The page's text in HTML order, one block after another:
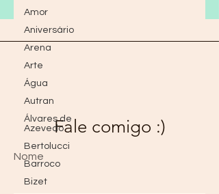
Amor
Aniversário
Arena
Arte
Água
Autran
Álvares de
Azevedo
Bertolucci
Barroco
Bizet
Fale comigo :)
Nome